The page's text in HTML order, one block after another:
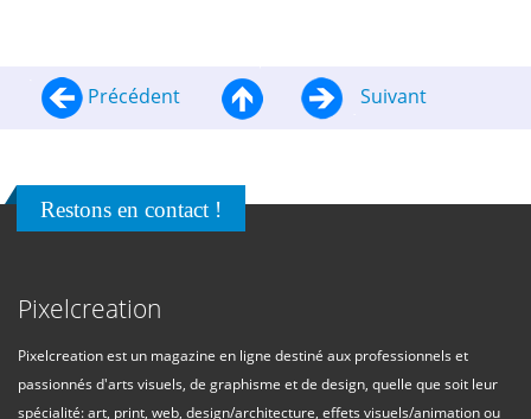
Précédent Suivant
Restons en contact !
Pixelcreation
Pixelcreation est un magazine en ligne destiné aux professionnels et
passionnés d'arts visuels, de graphisme et de design, quelle que soit leur
spécialité: art, print, web, design/architecture, effets visuels/animation ou